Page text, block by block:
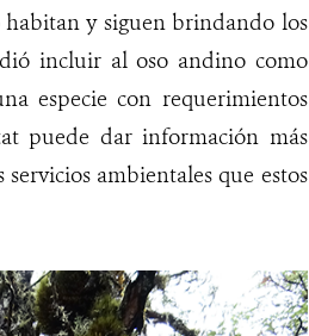
habitan y siguen brindando los
incluir al oso andino como
especie con requerimientos
puede dar información más
ambientales que estos